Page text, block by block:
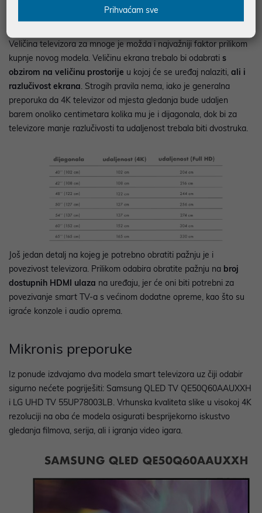
Veličina zaslona
Veličina televizora za mnoge je možda i najvažniji faktor prilikom
kupnje novog modela. Veličinu ekrana trebalo bi odabrati s
obzirom na veličinu prostorije u kojoj će se uređaj nalaziti, ali i
razlučivost ekrana. Strogih pravila nema, iako je generalna
preporuka da 4K televizor od mjesta gledanja bude udaljen
barem onoliko centimetara kolika mu je i dijagonala, dok bi za
televizore manje razlučivosti ta udaljenost trebala biti dvostruka.
Još jedan detalj na kojeg je potrebno obratiti pažnju je i
povezivost televizora. Prilikom odabira obratite pažnju na broj
dostupnih HDMI ulaza na uređaju, jer će oni biti potrebni za
povezivanje smart TV-a s većinom dodatne opreme, kao što su
igraće konzole i audio oprema.
Mikronis preporuke
Iz ponude izdvajamo dva modela smart televizora uz čiji odabir
sigurno nećete pogriješiti: Samsung QLED TV QE50Q60AAUXXH
i LG UHD TV 55UP78003LB. Vrhunska kvaliteta slike u visokoj 4K
rezoluciji na oba će modela osigurati besprijekorno iskustvo
gledanja filmova, serija, ali i igranja video igara.
Prihvaćam sve